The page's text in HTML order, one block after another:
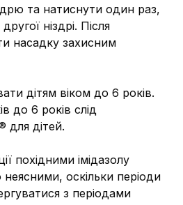
та натиснути один раз,
ніздрі. Після
насадку захисним
дітям віком до 6 років.
до 6 років слід
для дітей.
похідними імідазолу
неясними, оскільки періоди
з періодами